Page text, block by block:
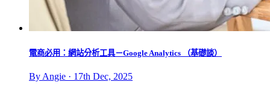
電商必用：網站分析工具－Google Analytics （基礎談）
By Angie · 17th Dec, 2025